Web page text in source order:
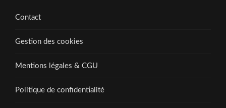
Contact
Gestion des cookies
Mentions légales & CGU
Politique de confidentialité